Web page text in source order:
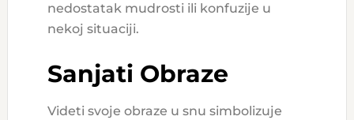
nedostatak mudrosti ili konfuzije u
nekoj situaciji.
Sanjati Obraze
Videti svoje obraze u snu simbolizuje